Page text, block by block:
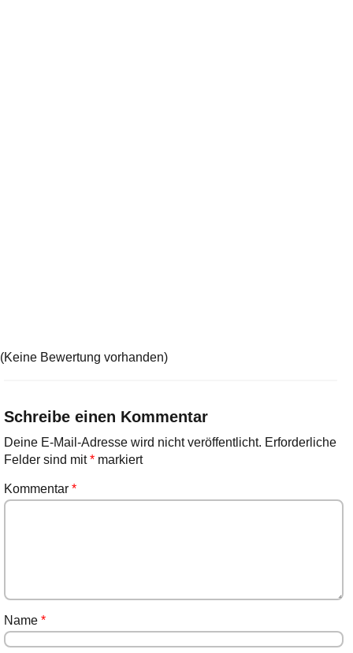
(Keine Bewertung vorhanden)
Schreibe einen Kommentar
Deine E-Mail-Adresse wird nicht veröffentlicht. Erforderliche
Felder sind mit*markiert
Kommentar *
Name *